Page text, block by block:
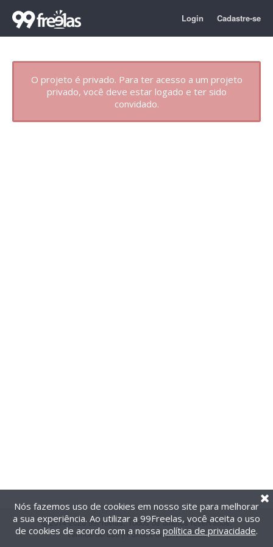
Login Cadastre-se
O projeto é privado. Para ter acesso a um projeto
privado, você deve estar logado e ter sido
convidado.
@2014-2026 99Freelas. Todos os direitos reservados.
Termos de uso| Política de privacidade
Nós fazemos uso de cookies em nosso site para melhorar
a sua experiência. Ao utilizar a 99Freelas, você aceita o uso
de cookies de acordo com a nossa política de privacidade.